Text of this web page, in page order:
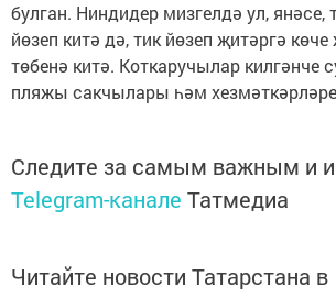
булган. Ниндидер мизгелдә ул, янәсе,
йөзеп китә дә, тик йөзеп җитәргә
төбенә китә. Коткаручылар килгәнче
пляжы сакчылары һәм
Следите за самым важным и
Telegram-канале Татмедиа
Читайте новости Татарстана в